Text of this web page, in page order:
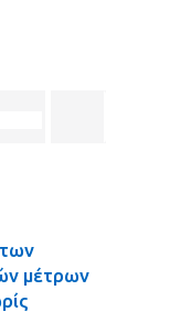
μέτρων